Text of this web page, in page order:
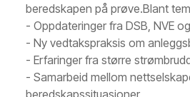
beredskapen på prøve.Blant
- Oppdateringer fra DSB, NVE
- Ny vedtakspraksis om
- Erfaringer fra større
- Samarbeid mellom
beredskapssituasjoner